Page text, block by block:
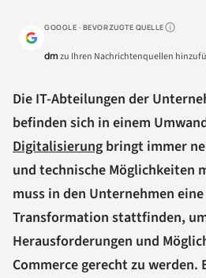
GOOGLE · BEVORZUGTE QUELLEWarum
dmzu Ihren Nachrichtenquellen
Die IT-Abteilungen der
befinden sich in einem
Digitalisierung bringt immer
und technische Möglichkeiten
muss in den Unternehmen
Transformation stattfinden,
Herausforderungen und
Commerce gerecht zu werden.